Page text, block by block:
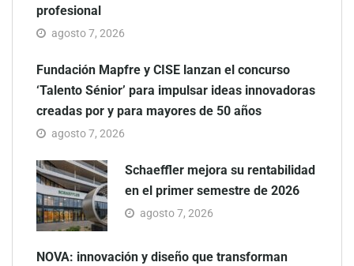
profesional
agosto 7, 2026
Fundación Mapfre y CISE lanzan el concurso
‘Talento Sénior’ para impulsar ideas innovadoras
creadas por y para mayores de 50 años
agosto 7, 2026
Schaeffler mejora su rentabilidad
en el primer semestre de 2026
agosto 7, 2026
NOVA: innovación y diseño que transforman